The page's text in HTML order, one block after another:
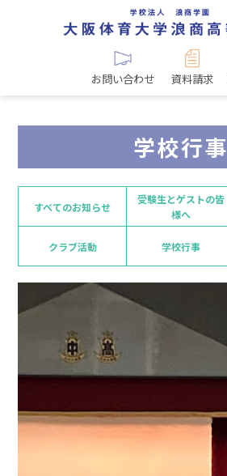
お問い合わせ 資料請求
学校行事
すべてのお知らせ
受験生とゲストの皆
様へ
クラブ活動 学校行事